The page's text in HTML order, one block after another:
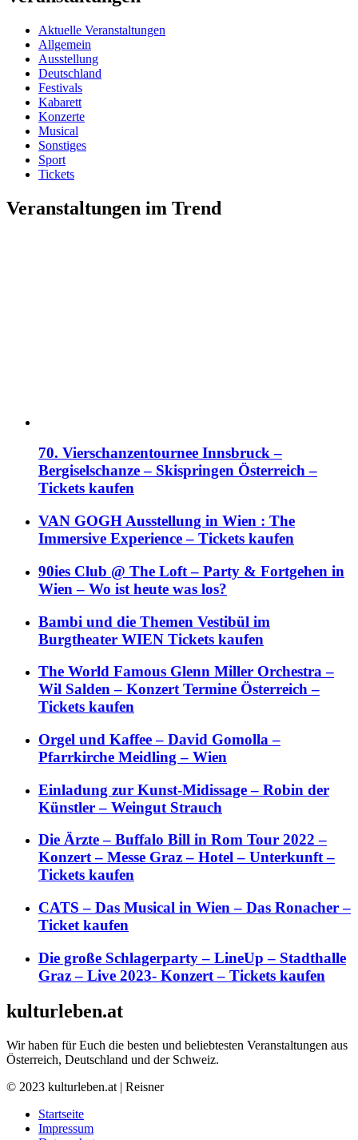
Aktuelle Veranstaltungen
Allgemein
Ausstellung
Deutschland
Festivals
Kabarett
Konzerte
Musical
Sonstiges
Sport
Tickets
Veranstaltungen im Trend
70. Vierschanzentournee Innsbruck –
Bergiselschanze – Skispringen Österreich –
Tickets kaufen
VAN GOGH Ausstellung in Wien : The
Immersive Experience – Tickets kaufen
90ies Club @ The Loft – Party & Fortgehen in
Wien – Wo ist heute was los?
Bambi und die Themen Vestibül im
Burgtheater WIEN Tickets kaufen
The World Famous Glenn Miller Orchestra –
Wil Salden – Konzert Termine Österreich –
Tickets kaufen
Orgel und Kaffee – David Gomolla –
Pfarrkirche Meidling – Wien
Einladung zur Kunst-Midissage – Robin der
Künstler – Weingut Strauch
Die Ärzte – Buffalo Bill in Rom Tour 2022 –
Konzert – Messe Graz – Hotel – Unterkunft –
Tickets kaufen
CATS – Das Musical in Wien – Das Ronacher –
Ticket kaufen
Die große Schlagerparty – LineUp – Stadthalle
Graz – Live 2023- Konzert – Tickets kaufen
kulturleben.at
Wir haben für Euch die besten und beliebtesten Veranstaltungen aus
Österreich, Deutschland und der Schweiz.
© 2023 kulturleben.at | Reisner
Startseite
Impressum